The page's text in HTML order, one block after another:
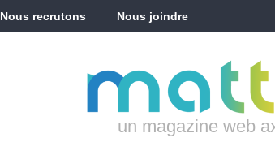
Nous recrutons Nous joindre
un magazine web